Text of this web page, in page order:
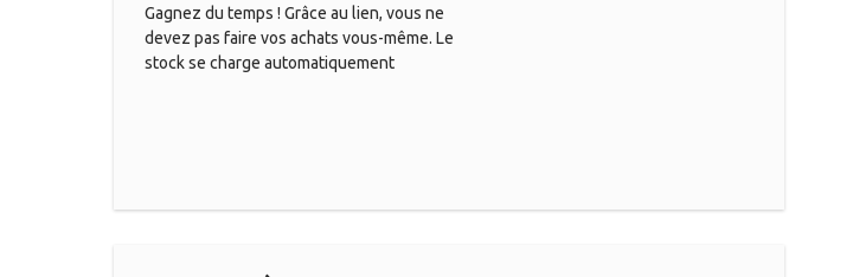
Gagnez du temps ! Grâce au lien, vous ne
devez pas faire vos achats vous-même. Le
stock se charge automatiquement